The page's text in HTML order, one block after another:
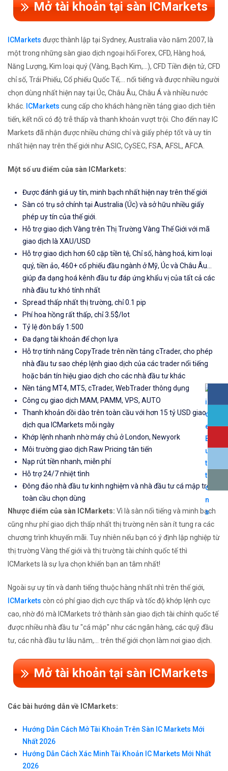
Mở tài khoản tại sàn ICMarkets
ICMarkets được thành lập tại Sydney, Australia vào năm 2007, là
một trong những sàn giao dịch ngoại hối Forex, CFD, Hàng hoá,
Năng Lượng, Kim loại quý (Vàng, Bạch Kim,...), CFD Tiền điện tử, CFD
chỉ số, Trái Phiếu, Cổ phiếu Quốc Tế,... nổi tiếng và được nhiều người
chọn dùng nhất hiện nay tại Úc, Châu Âu, Châu Á và nhiều nước
khác. ICMarkets cung cấp cho khách hàng nền tảng giao dịch tiên
tiến, kết nối có độ trễ thấp và thanh khoản vượt trội. Cho đến nay IC
Markets đã nhận được nhiều chứng chỉ và giấy phép tốt và uy tín
nhất hiện nay trên thế giới như ASIC, CySEC, FSA, AFSL, AFCA.
Một số ưu điểm của sàn ICMarkets:
Được đánh giá uy tín, minh bạch nhất hiện nay trên thế giới
Sàn có trụ sở chính tại Australia (Úc) và sở hữu nhiều giấy
phép uy tín của thế giới.
Hỗ trợ giao dịch Vàng trên Thị Trường Vàng Thế Giới với mã
giao dịch là XAU/USD
Hỗ trợ giao dịch hơn 60 cặp tiền tệ, Chỉ số, hàng hoá, kim loại
quý, tiền ảo, 460+ cổ phiếu đầu ngành ở Mỹ, Úc và Châu Âu...
giúp đa dạng hoá kênh đầu tư đáp ứng khẩu vị của tất cả các
nhà đầu tư khó tính nhất
Spread thấp nhất thị trường, chỉ 0.1 pip
Phí hoa hồng rất thấp, chỉ 3.5$/lot
Tỷ lệ đòn bẩy 1:500
Đa dạng tài khoản để chọn lựa
Hỗ trợ tính năng CopyTrade trên nền tảng cTrader, cho phép
nhà đầu tư sao chép lệnh giao dịch của các trader nổi tiếng
hoặc bán tín hiệu giao dịch cho các nhà đầu tư khác
Nền tảng MT4, MT5, cTrader, WebTrader thông dụng
Công cụ giao dịch MAM, PAMM, VPS, AUTO
Thanh khoản dồi dào trên toàn cầu với hơn 15 tỷ USD giao
dịch qua ICMarkets mỗi ngày
Khớp lệnh nhanh nhờ máy chủ ở London, Newyork
Môi trường giao dịch Raw Pricing tân tiến
Nạp rút tiền nhanh, miễn phí
Hỗ trợ 24/7 nhiệt tình
Đông đảo nhà đầu tư kinh nghiệm và nhà đầu tư cá mập trên
toàn cầu chọn dùng
Nhược điểm của sàn ICMarkets: Vì là sàn nổi tiếng và minh bạch
cũng như phí giao dịch thấp nhất thị trường nên sàn ít tung ra các
chương trình khuyến mãi. Tuy nhiên nếu bạn có ý định lập nghiệp từ
thị trường Vàng thế giới và thị trường tài chính quốc tế thì
ICMarkets là sự lựa chọn khiến bạn an tâm nhất!
Ngoài sự uy tín và danh tiếng thuộc hàng nhất nhì trên thế giới,
ICMarkets còn có phí giao dịch cực thấp và tốc độ khớp lệnh cực
cao, nhờ đó mà ICMarkets trở thành sàn giao dịch tài chính quốc tế
được nhiều nhà đầu tư "cá mập" như các ngân hàng, các quỹ đầu
tư, các nhà đầu tư lâu năm,... trên thế giới chọn làm nơi giao dịch.
Mở tài khoản tại sàn ICMarkets
Các bài hướng dẫn về ICMarkets:
Hướng Dẫn Cách Mở Tài Khoản Trên Sàn IC Markets Mới
Nhất 2026
Hướng Dẫn Cách Xác Minh Tài Khoản IC Markets Mới Nhất
2026